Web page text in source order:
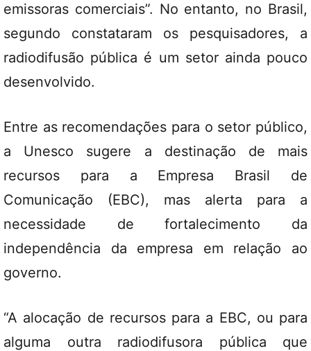
emissoras comerciais”. No entanto, no Brasil,
segundo constataram os pesquisadores, a
radiodifusão pública é um setor ainda pouco
desenvolvido.
Entre as recomendações para o setor público,
a Unesco sugere a destinação de mais
recursos para a Empresa Brasil de
Comunicação (EBC), mas alerta para a
necessidade de fortalecimento da
independência da empresa em relação ao
governo.
“A alocação de recursos para a EBC, ou para
alguma outra radiodifusora pública que